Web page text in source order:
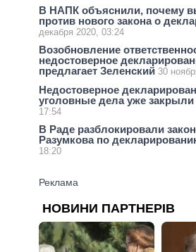
В НАПК объяснили, почему
против нового закона о
декабря 2020, 03:24
Возобновление
недостоверное
предлагает Зеленский 30
Недостоверное
уголовные дела уже закрыли
17:54
В Раде разблокировали
Разумкова по
18:20